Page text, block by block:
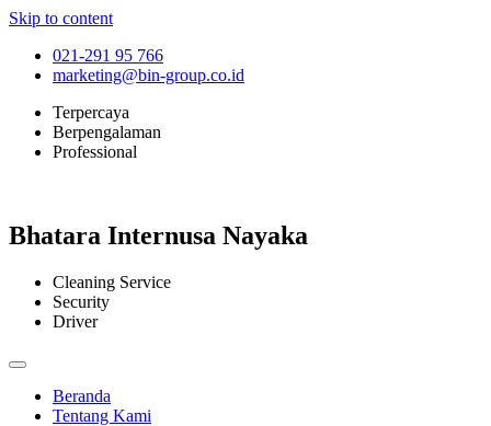
Skip to content
021-291 95 766
marketing@bin-group.co.id
Terpercaya
Berpengalaman
Professional
Bhatara Internusa Nayaka
Cleaning Service
Security
Driver
Beranda
Tentang Kami